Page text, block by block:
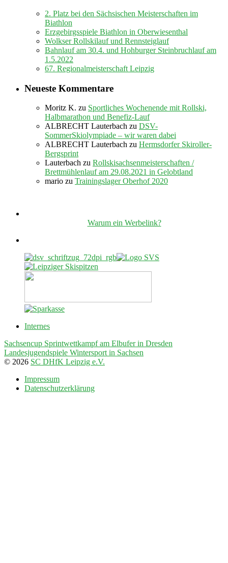
2. Platz bei den Sächsischen Meisterschaften im
Biathlon
Erzgebirgsspiele Biathlon in Oberwiesenthal
Wolkser Rollskilauf und Rennsteiglauf
Bahnlauf am 30.4. und Hohburger Steinbruchlauf am
1.5.2022
67. Regionalmeisterschaft Leipzig
Neueste Kommentare
Moritz K. zu Sportliches Wochenende mit Rollski,
Halbmarathon und Benefiz-Lauf
ALBRECHT Lauterbach zu DSV-
SommerSkiolympiade – wir waren dabei
ALBRECHT Lauterbach zu Hermsdorfer Skiroller-
Bergsprint
Lauterbach zu Rollskisachsenmeisterschaften /
Brettmühlenlauf am 29.08.2021 in Gelobtland
mario zu Trainingslager Oberhof 2020
Warum ein Werbelink?
Internes
Sachsencup Sprintwettkampf am Elbufer in Dresden
Landesjugendspiele Wintersport in Sachsen
© 2026 SC DHfK Leipzig e.V.
Impressum
Datenschutzerklärung